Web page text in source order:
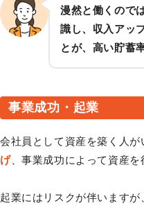
漫然と働くので
識し、収入アッ
とが、高い貯蓄
事業成功・起業
会社員として資産を築く人が
げ、事業成功によって資産を
起業にはリスクが伴います